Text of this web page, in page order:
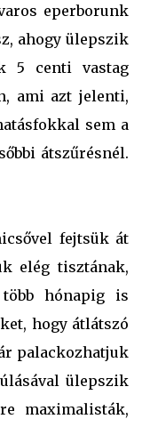
eperborunk
ahogy ülepszik
5 centi vastag
ami azt jelenti,
sem a
átszűrésnél.
fejtsük át
elég tisztának,
hónapig is
hogy átlátszó
palackozhatjuk
ülepszik
maximalisták,